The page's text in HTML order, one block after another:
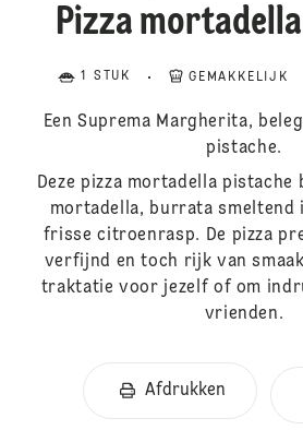
Pizza
1 STUK GEMAKKELIJK
Een Suprema Margherita,
pistache.
Deze pizza mortadella
mortadella, burrata smeltend
frisse citroenrasp. De pizza
verfijnd en toch rijk van
traktatie voor jezelf of om
vrienden.
Afdrukken